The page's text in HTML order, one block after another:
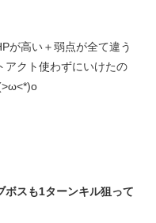
が高い＋弱点が全て違う
アクト使わずにいけたの
ボスも1ターンキル狙って